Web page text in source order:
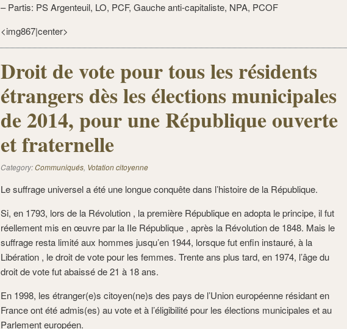
– Partis: PS Argenteuil, LO, PCF, Gauche anti-capitaliste, NPA, PCOF
<img867|center>
Droit de vote pour tous les résidents
étrangers dès les élections municipales
de 2014, pour une République ouverte
et fraternelle
Category:Communiqués, Votation citoyenne
Le suffrage universel a été une longue conquête dans l’histoire de la République.
Si, en 1793, lors de la Révolution , la première République en adopta le principe, il fut
réellement mis en œuvre par la IIe République , après la Révolution de 1848. Mais le
suffrage resta limité aux hommes jusqu’en 1944, lorsque fut enfin instauré, à la
Libération , le droit de vote pour les femmes. Trente ans plus tard, en 1974, l’âge du
droit de vote fut abaissé de 21 à 18 ans.
En 1998, les étranger(e)s citoyen(ne)s des pays de l’Union européenne résidant en
France ont été admis(es) au vote et à l’éligibilité pour les élections municipales et au
Parlement européen.